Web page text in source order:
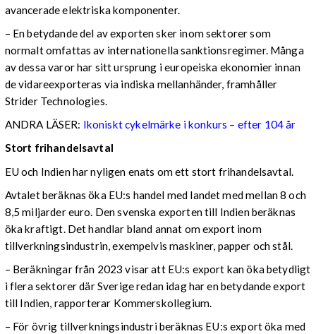
avancerade elektriska komponenter.
– En betydande del av exporten sker inom sektorer som
normalt omfattas av internationella sanktionsregimer. Många
av dessa varor har sitt ursprung i europeiska ekonomier innan
de vidareexporteras via indiska mellanhänder, framhåller
Strider Technologies.
ANDRA LÄSER: Ikoniskt cykelmärke i konkurs – efter 104 år
Stort frihandelsavtal
EU och Indien har nyligen enats om ett stort frihandelsavtal.
Avtalet beräknas öka EU:s handel med landet med mellan 8 och
8,5 miljarder euro. Den svenska exporten till Indien beräknas
öka kraftigt. Det handlar bland annat om export inom
tillverkningsindustrin, exempelvis maskiner, papper och stål.
– Beräkningar från 2023 visar att EU:s export kan öka betydligt
i flera sektorer där Sverige redan idag har en betydande export
till Indien, rapporterar Kommerskollegium.
– För övrig tillverkningsindustri beräknas EU:s export öka med